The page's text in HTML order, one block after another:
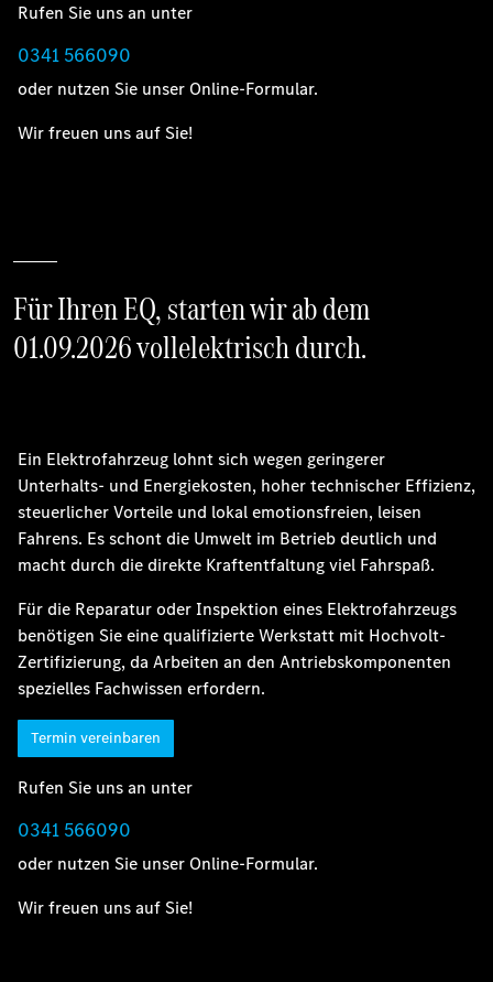
Rufen Sie uns an unter
0341 566090
oder nutzen Sie unser Online-Formular.
Wir freuen uns auf Sie!
Für Ihren EQ, starten wir ab dem
01.09.2026 vollelektrisch durch.
Ein Elektrofahrzeug lohnt sich wegen geringerer
Unterhalts- und Energiekosten, hoher technischer Effizienz,
steuerlicher Vorteile und lokal emotionsfreien, leisen
Fahrens. Es schont die Umwelt im Betrieb deutlich und
macht durch die direkte Kraftentfaltung viel Fahrspaß.
Für die Reparatur oder Inspektion eines Elektrofahrzeugs
benötigen Sie eine qualifizierte Werkstatt mit Hochvolt-
Zertifizierung, da Arbeiten an den Antriebskomponenten
spezielles Fachwissen erfordern.
Termin vereinbaren
Rufen Sie uns an unter
0341 566090
oder nutzen Sie unser Online-Formular.
Wir freuen uns auf Sie!